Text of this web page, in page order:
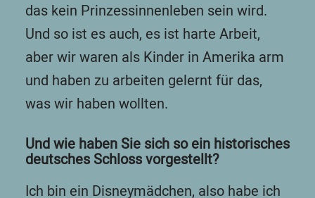
das kein Prinzessinnenleben sein wird.
Und so ist es auch, es ist harte Arbeit,
aber wir waren als Kinder in Amerika arm
und haben zu arbeiten gelernt für das,
was wir haben wollten.
Und wie haben Sie sich so ein historisches
deutsches Schloss vorgestellt?
Ich bin ein Disneymädchen, also habe ich